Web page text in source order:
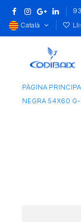
Català
PÀGINA
NEGRA 54X60